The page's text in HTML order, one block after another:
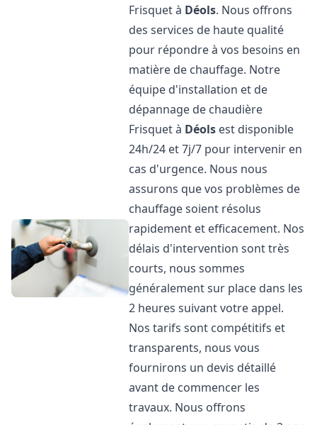
Frisquet à Déols. Nous offrons
des services de haute qualité
pour répondre à vos besoins en
matière de chauffage. Notre
équipe d'installation et de
dépannage de chaudière
Frisquet à Déols est disponible
24h/24 et 7j/7 pour intervenir en
cas d'urgence. Nous nous
assurons que vos problèmes de
chauffage soient résolus
rapidement et efficacement. Nos
délais d'intervention sont très
courts, nous sommes
généralement sur place dans les
2 heures suivant votre appel.
Nos tarifs sont compétitifs et
transparents, nous vous
fournirons un devis détaillé
avant de commencer les
travaux. Nous offrons